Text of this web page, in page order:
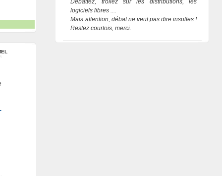
Débattez, trollez sur les distributions, les
logiciels libres ....
Mais attention, débat ne veut pas dire insultes !
Restez courtois, merci.